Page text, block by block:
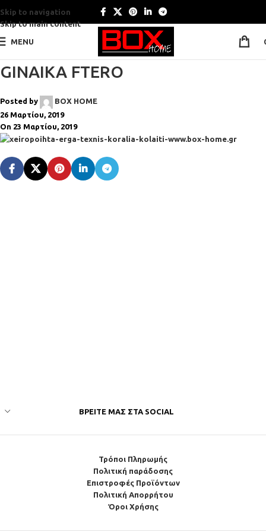
Skip to navigation
Skip to main content
MENU
GINAIKA FTERO
Posted by
BOX HOME
26 Μαρτίου, 2019
On 23 Μαρτίου, 2019
ΒΡΕΊΤΕ ΜΑΣ ΣΤΑ SOCIAL
Τρόποι Πληρωμής
Πολιτική παράδοσης
Επιστροφές Προϊόντων
Πολιτική Απορρήτου
Όροι Χρήσης